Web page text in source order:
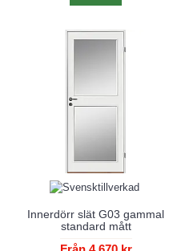
Innerdörr slät G03 gammal
standard mått